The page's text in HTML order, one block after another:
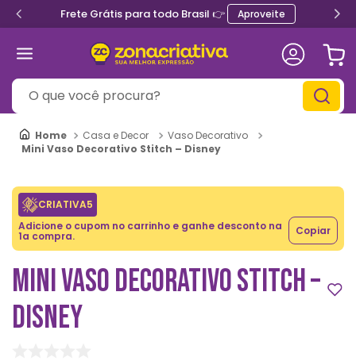
Frete Grátis para todo Brasil 👉 Aproveite
O que você procura?
Casa e Decor
Vaso Decorativo
Mini Vaso Decorativo Stitch – Disney
CRIATIVA5
Adicione o cupom no carrinho e ganhe desconto na
1a compra. Copiar
MINI VASO DECORATIVO STITCH –
DISNEY